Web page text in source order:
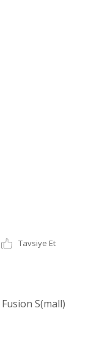
Tavsiye Et
S(mall)